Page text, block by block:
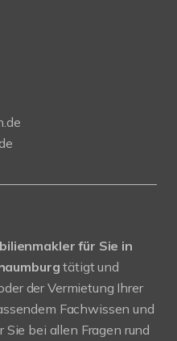
für Sie in
tätigt und
der Vermietung Ihrer
Fachwissen und
bei allen Fragen rund